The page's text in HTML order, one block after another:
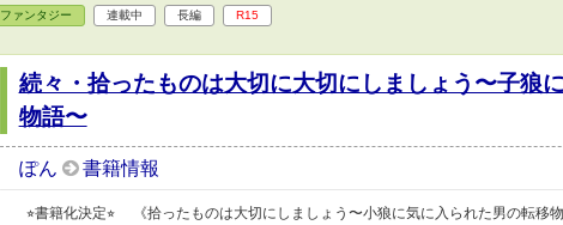
ファンタジー 連載中 長編 R15
続々・拾ったものは大切に大切にしましょう〜子狼
物語〜
ぽん 書籍情報
⭐︎書籍化決定⭐︎ 《拾ったものは大切にしましょう〜小狼に気に入られた男の転